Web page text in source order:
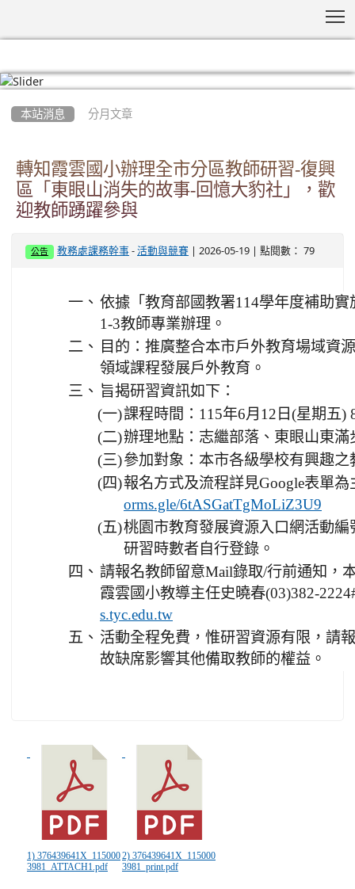
本站消息 分月文章
轉知霞雲國小辦理全市分區教師研習-復興
區「東眼山消失的故事-回憶大豹社」，歡
迎教師踴躍參與
公告 教務處課務幹事 -活動與競賽 | 2026-05-19 | 點閱數： 79
一、 依據「教育部國教署114學年度補助
1-3教師專業辦理。
二、 目的：推廣整合本市戶外教育場域資
領域課程發展戶外教育。
三、 旨揭研習資訊如下：
(一)課程時間：115年6月12日(星期五)
(二)辦理地點：志繼部落、東眼山東
(三)參加對象：本市各級學校有興趣之
(四)報名方式及流程詳見Google表單
orms.gle/6tASGatTgMoLiZ3U9
(五)桃園市教育發展資源入口網活動編
研習時數者自行登錄。
四、 請報名教師留意Mail錄取/行前通知，
霞雲國小教導主任史曉春(03)382-
s.tyc.edu.tw
五、 活動全程免費，惟研習資源有限，請
故缺席影響其他備取教師的權益。
1) 376439641X_115000
3981_ATTACH1.pdf
2) 376439641X_115000
3981_print.pdf